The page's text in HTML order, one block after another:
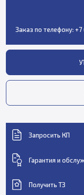
Заказ по телефону:
Запросить КП
Гарантия и
Получить ТЗ